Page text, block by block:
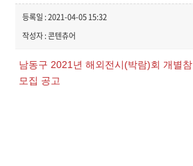
등록일 : 2021-04-05 15:32
작성자 : 콘텐츄어
남동구 2021년 해외전시(박람)회 개별
모집 공고